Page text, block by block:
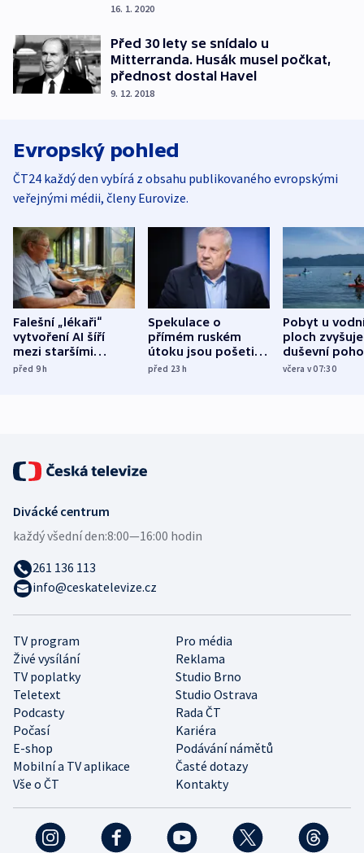
16. 1. 2020
Před 30 lety se snídalo u
Mitterranda. Husák musel počkat,
přednost dostal Havel
9. 12. 2018
Evropský pohled
ČT24 každý den vybírá z obsahu publikovaného evropskými
veřejnými médii, členy Eurovize.
Falešní „lékaři“
vytvoření AI šíří
mezi staršími
Poláky nebezpečné
před 9h
Spekulace o
přímém ruském
útoku jsou pošetilé,
míní estonský
před 23h
Pobyt u
ploch zvyšuje
duševní
ukázala
včera v 07:30
TV program
Pro média
Živé vysílání
Reklama
TV poplatky
Studio Brno
Teletext
Studio Ostrava
Podcasty
Rada ČT
Počasí
Kariéra
E-shop
Podávání námětů
Mobilní a TV aplikace
Časté dotazy
Vše o ČT
Kontakty
Divácké centrum
každý všední den:8:00—16:00 hodin
261 136 113
info@ceskatelevize.cz